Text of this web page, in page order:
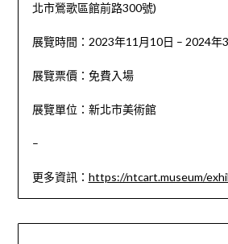
北市鶯歌區館前路300號)
展覽時間：2023年11月10日 – 2024年
展覽票價：免費入場
展覽單位：新北市美術館
–
更多資訊： https://ntcart.museum/